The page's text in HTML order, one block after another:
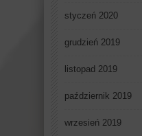
styczeń 2020
grudzień 2019
listopad 2019
październik 2019
wrzesień 2019